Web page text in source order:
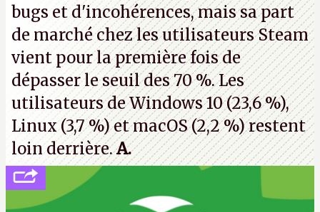
bugs et d'incohérences, mais sa part
de marché chez les utilisateurs Steam
vient pour la première fois de
dépasser le seuil des 70 %. Les
utilisateurs de Windows 10 (23,6 %),
Linux (3,7 %) et macOS (2,2 %) restent
loin derrière.A.